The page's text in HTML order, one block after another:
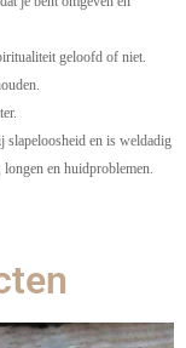
geloofd of niet.
slapeloosheid en is weldadig
en huidproblemen.